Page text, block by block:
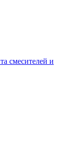
смесителей и